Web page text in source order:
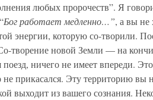
любых пророчеств”. Я
Бог работает медленно…”, а вы не
энергии, которую со-творили.
творение новой Земли — на
ничего не имеет впереди.
не прикасался. Эту территорию вы
выходит из вашего сознания.